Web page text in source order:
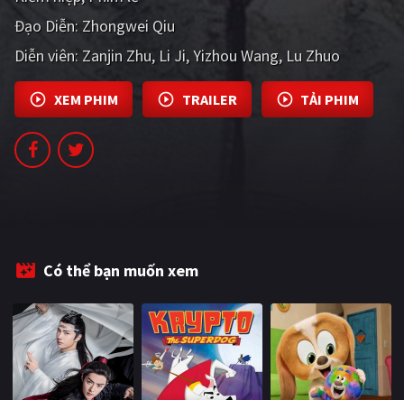
PHIM BỘ
PHIM LẺ
PHIM CHIẾU RẠP
TUYỂN TẬP PHIM
BLOG
Đạo Diễn: Zhongwei Qiu
Diễn viên: Zanjin Zhu Li Ji Yizhou Wang Lu Zhuo
XEM PHIM TRAILER TẢI PHIM
Có thể bạn muốn xem